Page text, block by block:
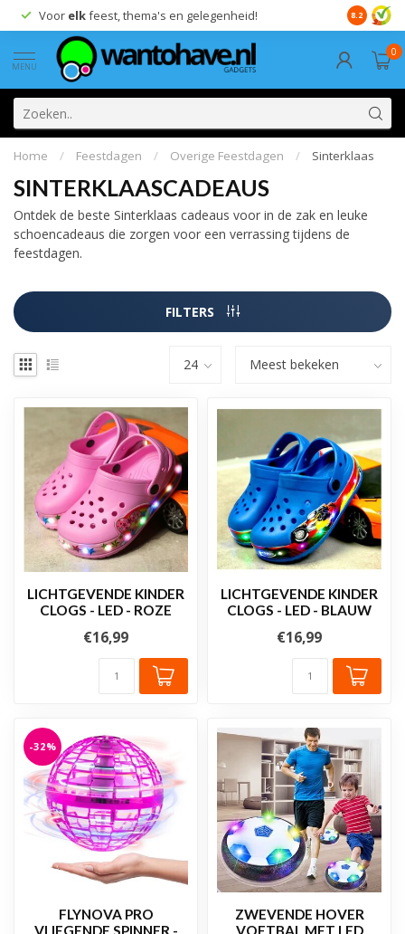
Voor elkfeest, thema's en gelegenheid! 8.2
MENU
0
Home / Feestdagen / Overige Feestdagen / Sinterklaas
SINTERKLAASCADEAUS
Ontdek de beste Sinterklaas cadeaus voor in de zak en leuke
schoencadeaus die zorgen voor een verrassing tijdens de
feestdagen.
FILTERS
LICHTGEVENDE KINDER
CLOGS - LED - ROZE
€16,99
LICHTGEVENDE KINDER
CLOGS - LED - BLAUW
€16,99
-32%
FLYNOVA PRO
VLIEGENDE SPINNER -
ZWEVENDE HOVER
VOETBAL MET LED